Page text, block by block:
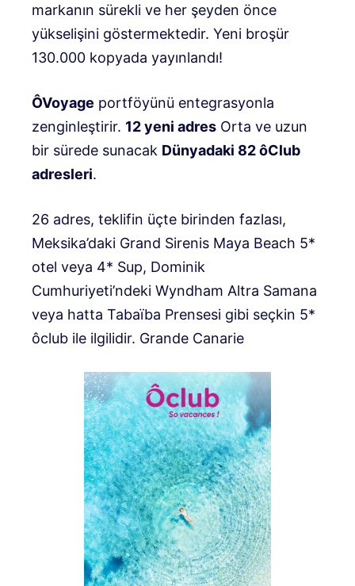
markanın sürekli ve her şeyden önce
yükselişini göstermektedir. Yeni broşür
130.000 kopyada yayınlandı!
ÔVoyage portföyünü entegrasyonla
zenginleştirir. 12 yeni adres Orta ve uzun
bir sürede sunacak Dünyadaki 82 ôClub
adresleri.
26 adres, teklifin üçte birinden fazlası,
Meksika’daki Grand Sirenis Maya Beach 5*
otel veya 4* Sup, Dominik
Cumhuriyeti’ndeki Wyndham Altra Samana
veya hatta Tabaïba Prensesi gibi seçkin 5*
ôclub ile ilgilidir. Grande Canarie